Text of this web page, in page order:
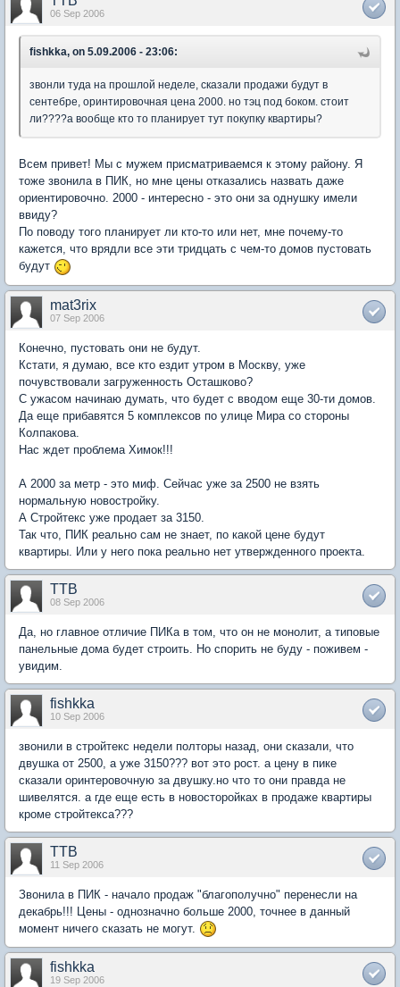
06 Sep 2006
fishkka, on 5.09.2006 - 23:06:
звонли туда на прошлой неделе, сказали продажи будут в
сентебре, оринтировочная цена 2000. но тэц под боком. стоит
ли????а вообще кто то планирует тут покупку квартиры?
Всем привет! Мы с мужем присматриваемся к этому району. Я
тоже звонила в ПИК, но мне цены отказались назвать даже
ориентировочно. 2000 - интересно - это они за однушку имели
ввиду?
По поводу того планирует ли кто-то или нет, мне почему-то
кажется, что врядли все эти тридцать с чем-то домов пустовать
будут
mat3rix
07 Sep 2006
Конечно, пустовать они не будут.
Кстати, я думаю, все кто ездит утром в Москву, уже
почувствовали загруженность Осташково?
С ужасом начинаю думать, что будет с вводом еще 30-ти домов.
Да еще прибавятся 5 комплексов по улице Мира со стороны
Колпакова.
Нас ждет проблема Химок!!!
А 2000 за метр - это миф. Сейчас уже за 2500 не взять
нормальную новостройку.
А Стройтекс уже продает за 3150.
Так что, ПИК реально сам не знает, по какой цене будут
квартиры. Или у него пока реально нет утвержденного проекта.
TTB
08 Sep 2006
Да, но главное отличие ПИКа в том, что он не монолит, а типовые
панельные дома будет строить. Но спорить не буду - поживем -
увидим.
fishkka
10 Sep 2006
звонили в стройтекс недели полторы назад, они сказали, что
двушка от 2500, а уже 3150??? вот это рост. а цену в пике
сказали оринтеровочную за двушку.но что то они правда не
шивелятся. а где еще есть в новосторойках в продаже квартиры
кроме стройтекса???
TTB
11 Sep 2006
Звонила в ПИК - начало продаж "благополучно" перенесли на
декабрь!!! Цены - однозначно больше 2000, точнее в данный
момент ничего сказать не могут.
fishkka
19 Sep 2006